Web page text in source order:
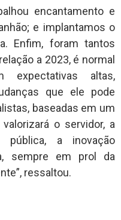
encantamento e
e implantamos o
Enfim, foram tantos
a 2023, é normal
expectativas altas,
que ele pode
baseadas em um
o servidor, a
pública, a inovação
sempre em prol da
ressaltou.